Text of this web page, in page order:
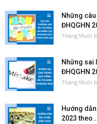
Những
ĐHQGHN
Tháng Mười
Những sai
ĐHQGHN
Tháng Mười
Hướng
2023